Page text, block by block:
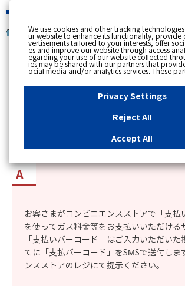
個人のお客さま
[ トップへ戻る ]
カテゴリー表示
更新日時 : 2025/05/09 16:09
「コンビニ支払用バーコード発行
のようなサービスか。
お客さまがコンビニエンスストアで「支払
を使ってガス料金等をお支払いいただける
「支払いバーコード」はご入力いただいた
てに「支払バーコード」をSMSで送付しま
ンスストアのレジにて提示ください。
We use cookies and other tracking
ur website to enhance its functionality, provide
vertisements tailored to your interests, offer
es and improve our website through access
egarding your use of our website collected
ies may be shared with our partners that
ocial media and/or analytics services. These
bine the data shared by us with other data that
ded to them or that they have collected from
ervices or other websites to analyse and
ts delivered to you by businesses other than us
essary Cookies, please click "Reject All". If you
of all Cookies, please click "Accept All". To
u can change your consent or rejection settings
"Privacy Settings"button on this
our browser's "Settings". For more information
site, please refer to the link below.Cookies
y
Privacy Settings
Reject All
Accept All